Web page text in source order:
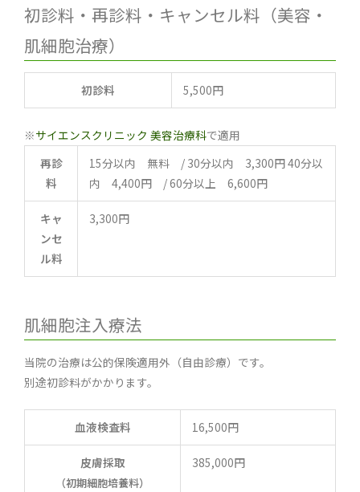
初診料・再診料・キャンセル料（美容・
肌細胞治療）
初診料 5,500円
※サイエンスクリニック 美容治療科で適用
再診
料
15分以内 無料 / 30分以内 3,300円 40分以
内 4,400円 / 60分以上 6,600円
キャ
ンセ
ル料
3,300円
肌細胞注入療法
当院の治療は公的保険適用外（自由診療）です。
別途初診料がかかります。
血液検査料 16,500円
皮膚採取
（初期細胞培養料）
385,000円